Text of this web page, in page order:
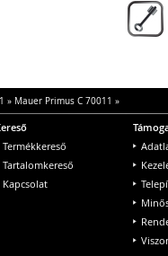
» Mauer Primus C 70011 »
Termékkereső
Tartalomkereső
Kapcsolat